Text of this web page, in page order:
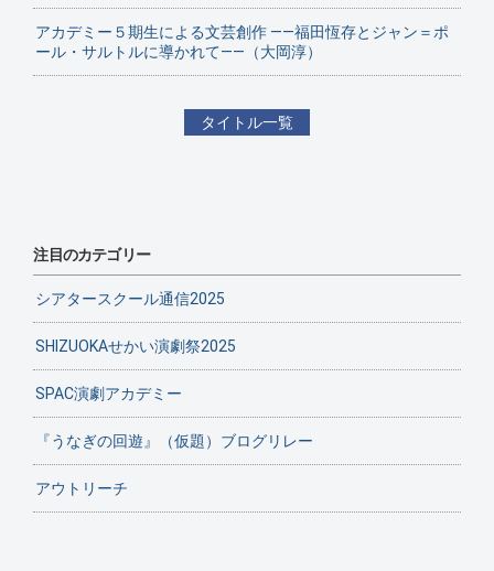
アカデミー５期生による文芸創作 ——福田恆存とジャン＝ポ
ール・サルトルに導かれて——（大岡淳）
タイトル一覧
注目のカテゴリー
シアタースクール通信2025
SHIZUOKAせかい演劇祭2025
SPAC演劇アカデミー
『うなぎの回遊』（仮題）ブログリレー
アウトリーチ